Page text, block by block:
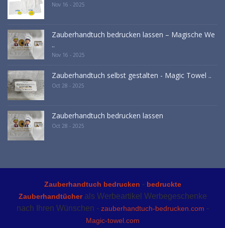
Nov 16 - 2025
Zauberhandtuch bedrucken lassen – Magische We
..
Nov 16 - 2025
Zauberhandtuch selbst gestalten - Magic Towel ..
Oct 28 - 2025
Zauberhandtuch bedrucken lassen
Oct 28 - 2025
Zauberhandtuch bedrucken - bedruckte
Zauberhandtücherals Werbeartikel Werbegeschenke
nach Ihren Wünschen - zauberhandtuch-bedrucken.com -
Magic-towel.com